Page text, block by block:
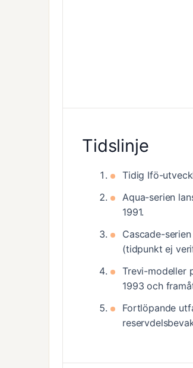
Tidslinje
Tidig Ifö-
Aqua-serien
1991.
Cascade-
(tidpunkt ej
Trevi-modeller
1993 och
Fortlöpande